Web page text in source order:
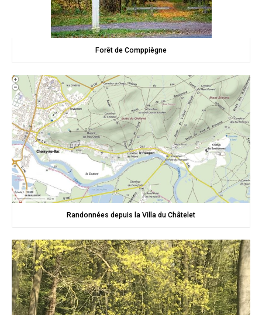
Forêt de Comppiègne
Randonnées depuis la Villa du Châtelet